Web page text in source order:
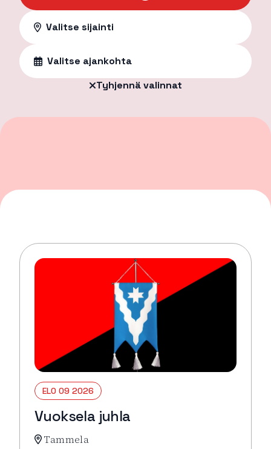
Valitse sijainti
Valitse ajankohta
Tyhjennä valinnat
ELO 09 2026
Vuoksela juhla
Tammela